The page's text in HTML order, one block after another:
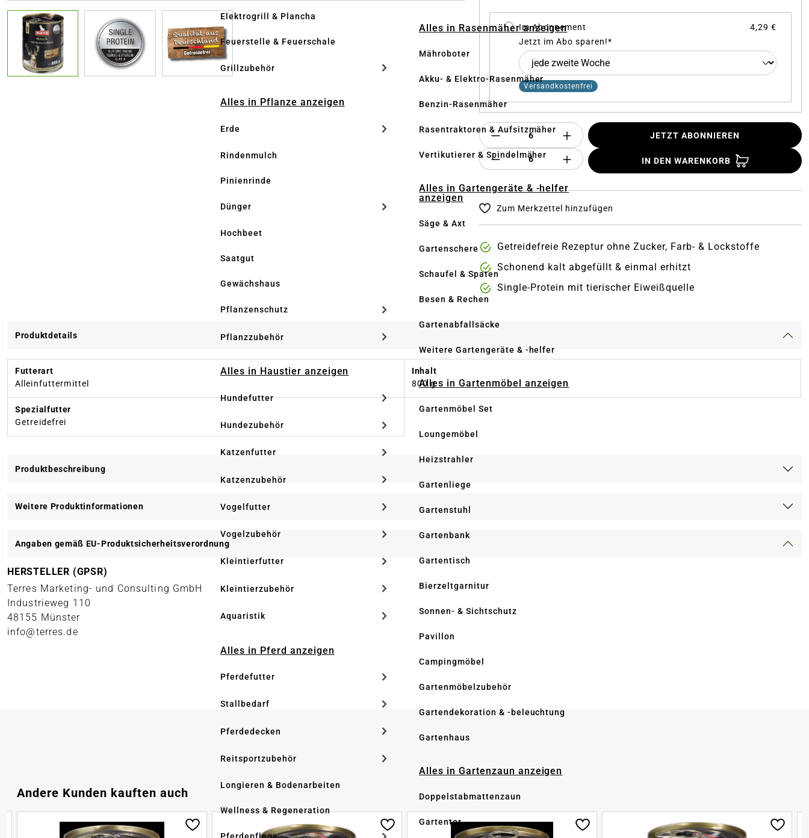
Elektrogrill & Plancha
Feuerstelle & Feuerschale
Grillzubehör
Alles in Pflanze anzeigen
Erde
Rindenmulch
Pinienrinde
Dünger
Hochbeet
Saatgut
Gewächshaus
Pflanzenschutz
Pflanzzubehör
Alles in Haustier anzeigen
Hundefutter
Hundezubehör
Katzenfutter
Katzenzubehör
Vogelfutter
Vogelzubehör
Kleintierfutter
Kleintierzubehör
Aquaristik
Alles in Pferd anzeigen
Pferdefutter
Stallbedarf
Pferdedecken
Reitsportzubehör
Longieren & Bodenarbeiten
Wellness & Regeneration
Alles in Rasenmäher anzeigen
Mähroboter
Akku- & Elektro-Rasenmäher
Benzin-Rasenmäher
Rasentraktoren & Aufsitzmäher
Vertikutierer & Spindelmäher
Alles in Gartengeräte & -helfer
anzeigen
Säge & Axt
Gartenschere
Schaufel & Spaten
Besen & Rechen
Gartenabfallsäcke
Weitere Gartengeräte & -helfer
Alles in Gartenmöbel anzeigen
Gartenmöbel Set
Loungemöbel
Heizstrahler
Gartenliege
Gartenstuhl
Gartenbank
Gartentisch
Bierzeltgarnitur
Sonnen- & Sichtschutz
Pavillon
Campingmöbel
Gartenmöbelzubehör
Gartendekoration & -beleuchtung
Gartenhaus
Alles in Gartenzaun anzeigen
Doppelstabmattenzaun
Gartentor
Im Abonnement
4,29 €
Jetzt im Abo sparen!*
Versandkostenfrei
JETZT ABONNIEREN
Produkt Anzahl des Produktes "%product%":
IN DEN WARENKORB
Zum Merkzettel hinzufügen
Getreidefreie Rezeptur ohne Zucker, Farb- & Lockstoffe
Schonend kalt abgefüllt & einmal erhitzt
Single-Protein mit tierischer Eiweißquelle
Produktdetails
Futterart
Alleinfuttermittel
Inhalt
800 g
Spezialfutter
Getreidefrei
Produktbeschreibung
Weitere Produktinformationen
Angaben gemäß EU-Produktsicherheitsverordnung
HERSTELLER (GPSR)
Terres Marketing- und Consulting GmbH
Industrieweg 110
48155 Münster
info@terres.de
Produktgalerie überspringen
Andere Kunden kauften auch